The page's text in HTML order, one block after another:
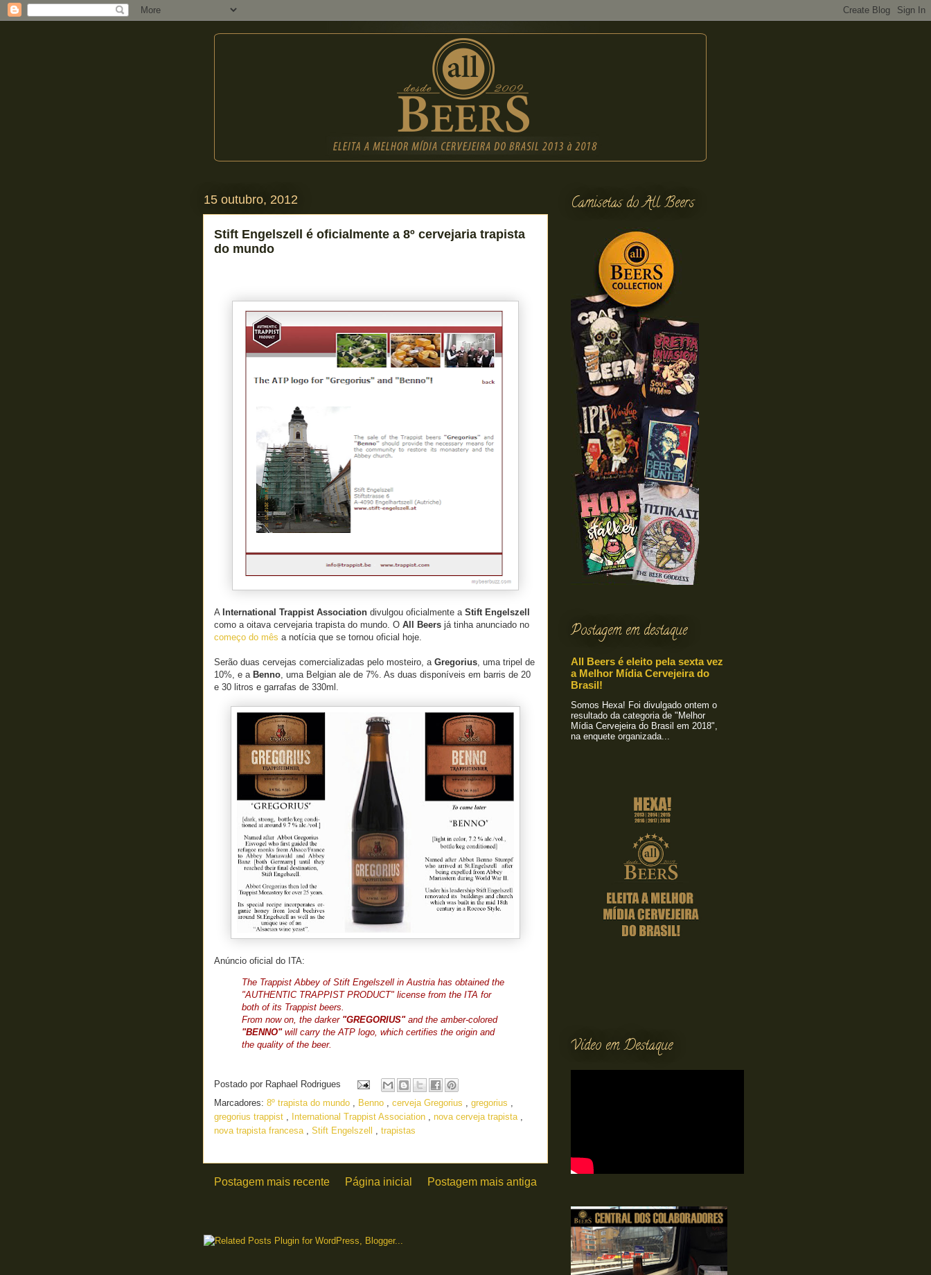
15 outubro, 2012
Stift Engelszell é oficialmente a 8º cervejaria trapista
do mundo
A International Trappist Association divulgou oficialmente a Stift Engelszell
como a oitava cervejaria trapista do mundo. O All Beers já tinha anunciado no
começo do mês a notícia que se tornou oficial hoje.
Serão duas cervejas comercializadas pelo mosteiro, a Gregorius, uma tripel de
10%, e a Benno, uma Belgian ale de 7%. As duas disponíveis em barris de 20
e 30 litros e garrafas de 330ml.
Anúncio oficial do ITA:
The Trappist Abbey of Stift Engelszell in Austria has obtained the
"AUTHENTIC TRAPPIST PRODUCT" license from the ITA for
both of its Trappist beers.
From now on, the darker "GREGORIUS"and the amber-colored
"BENNO"will carry the ATP logo, which certifies the origin and
the quality of the beer.
Postado por Raphael Rodrigues
Marcadores: 8º trapista do mundo , Benno , cerveja Gregorius , gregorius ,
gregorius trappist , International Trappist Association , nova cerveja trapista ,
nova trapista francesa , Stift Engelszell , trapistas
Postagem mais recente Postagem mais antiga
Página inicial
Camisetas do All Beers
Postagem em destaque
All Beers é eleito pela sexta vez
a Melhor Mídia Cervejeira do
Brasil!
Somos Hexa! Foi divulgado ontem o
resultado da categoria de "Melhor
Mídia Cervejeira do Brasil em 2018",
na enquete organizada...
Vídeo em Destaque